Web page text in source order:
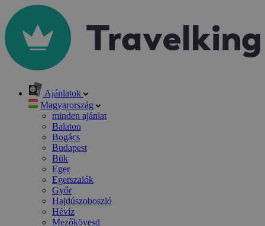
Ajánlatok
Magyarország
minden ajánlat
Balaton
Bogács
Budapest
Bük
Eger
Egerszalók
Győr
Hajdúszoboszló
Hévíz
Mezőkövesd